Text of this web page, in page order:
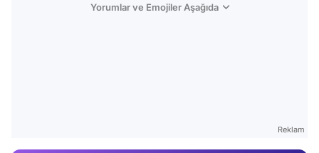
Yorumlar ve Emojiler Aşağıda
Reklam